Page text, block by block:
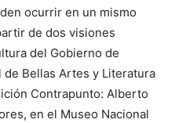
ocurrir en un mismo
de dos visiones
del Gobierno de
Bellas Artes y Literatura
Contrapunto: Alberto
en el Museo Nacional